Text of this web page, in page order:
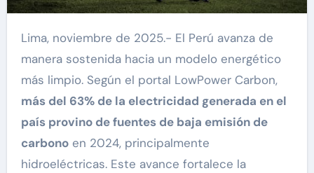
Lima, noviembre de 2025.- El Perú avanza de
manera sostenida hacia un modelo energético
más limpio. Según el portal LowPower Carbon,
más del 63% de la electricidad generada en el
país provino de fuentes de baja emisión de
carbonoen 2024, principalmente
hidroeléctricas. Este avance fortalece la